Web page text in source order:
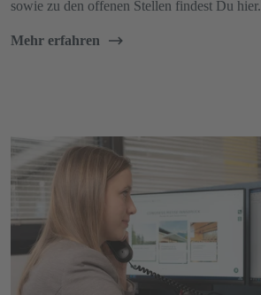
sowie zu den offenen Stellen findest Du hier.
Mehr erfahren